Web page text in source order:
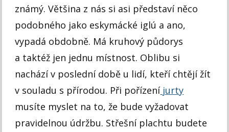
známý. Většina z nás si asi představí něco
podobného jako eskymácké iglú a ano,
vypadá obdobně. Má kruhový půdorys
a taktéž jen jednu místnost. Oblibu si
nachází v poslední době u lidí, kteří chtějí žít
v souladu s přírodou. Při pořízeníjurty
musíte myslet na to, že bude vyžadovat
pravidelnou údržbu. Střešní plachtu budete